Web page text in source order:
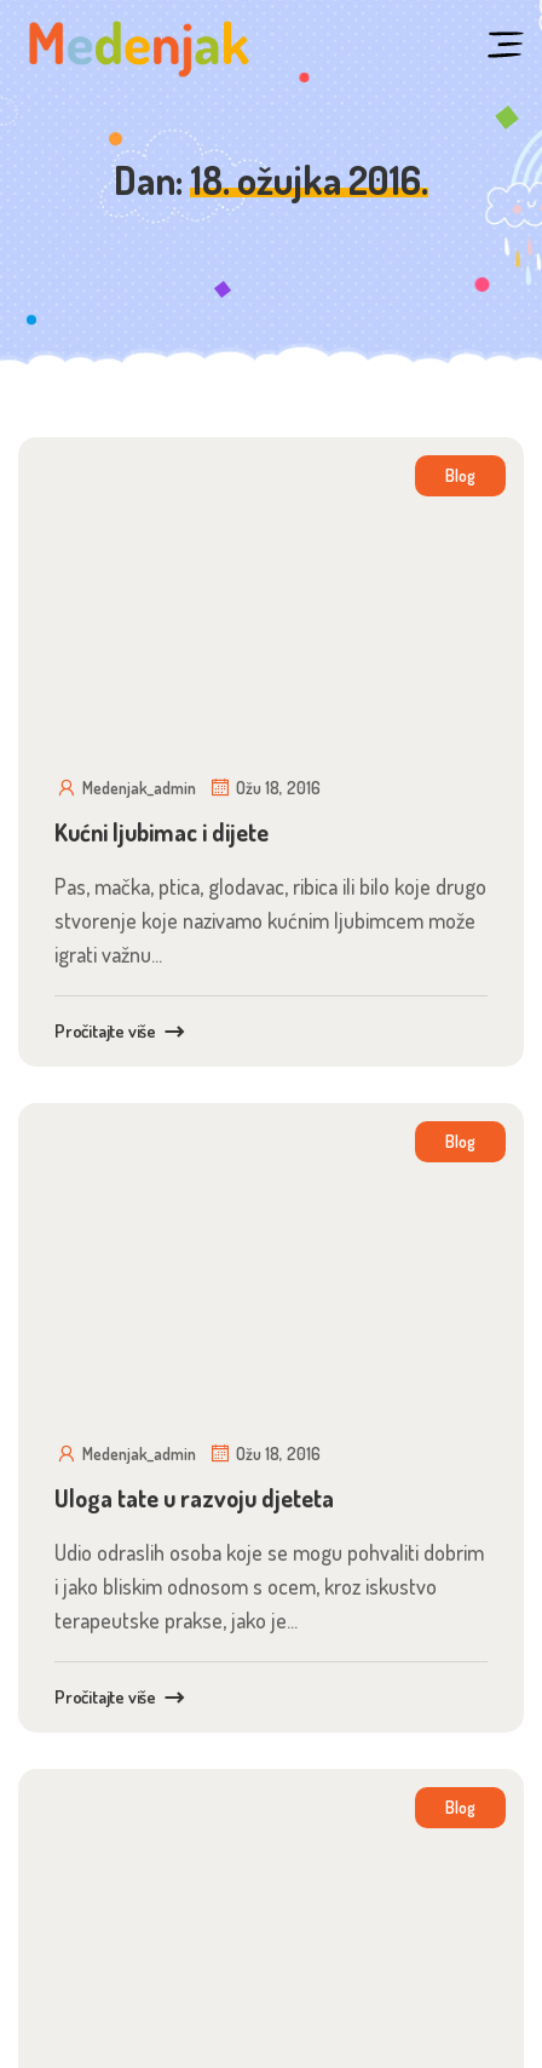
Skip
Dan:18. ožujka 2016.
Blog
Medenjak_admin Ožu 18, 2016
Kućni ljubimac i dijete
Pas, mačka, ptica, glodavac, ribica ili bilo koje drugo
stvorenje koje nazivamo kućnim ljubimcem može
igrati važnu...
Pročitajte više
Blog
Medenjak_admin Ožu 18, 2016
Uloga tate u razvoju djeteta
Udio odraslih osoba koje se mogu pohvaliti dobrim
i jako bliskim odnosom s ocem, kroz iskustvo
terapeutske prakse, jako je...
Pročitajte više
Blog